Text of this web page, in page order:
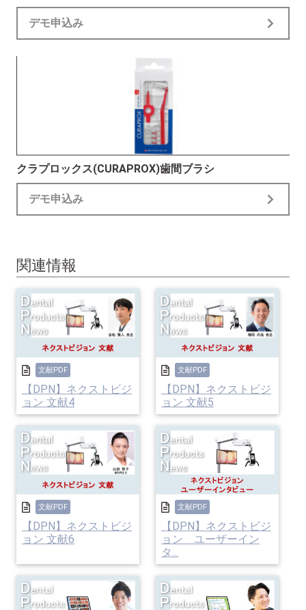
デモ申込み
クラプロックス(CURAPROX)歯間ブラシ
デモ申込み
関連情報
文献PDF
【DPN】ネクストビジ
ョン 文献4
文献PDF
【DPN】ネクストビジ
ョン 文献5
文献PDF
【DPN】ネクストビジ
ョン 文献6
文献PDF
【DPN】ネクストビジ
ョン ユーザーイン
タ...